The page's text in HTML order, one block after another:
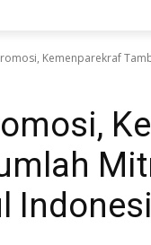
Kemenparekraf